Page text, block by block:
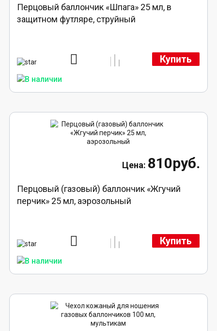
Перцовый баллончик «Шпага» 25 мл, в
защитном футляре, струйный
Купить
810руб.
Перцовый (газовый) баллончик «Жгучий
перчик» 25 мл, аэрозольный
Купить